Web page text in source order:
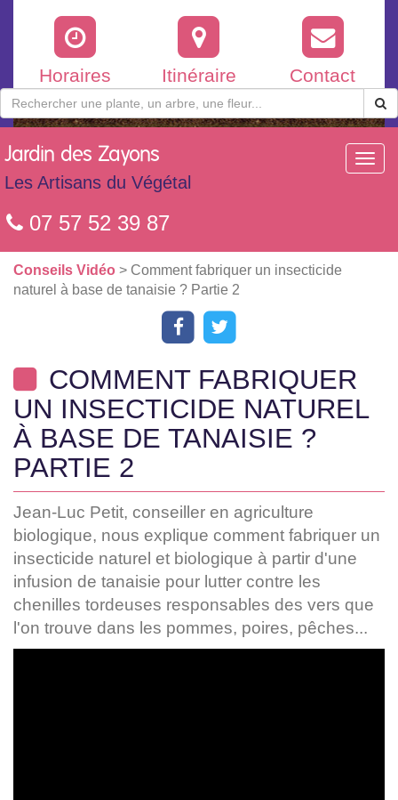
Horaires Itinéraire Contact
Jardin des Zayons
Les Artisans du Végétal
07 57 52 39 87
Conseils Vidéo > Comment fabriquer un insecticide
naturel à base de tanaisie ? Partie 2
COMMENT FABRIQUER
UN INSECTICIDE NATUREL
À BASE DE TANAISIE ?
PARTIE 2
Jean-Luc Petit, conseiller en agriculture
biologique, nous explique comment fabriquer un
insecticide naturel et biologique à partir d'une
infusion de tanaisie pour lutter contre les
chenilles tordeuses responsables des vers que
l'on trouve dans les pommes, poires, pêches...